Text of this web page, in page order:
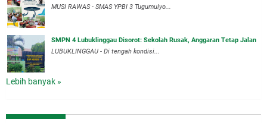
MUSI RAWAS - SMAS YPBI 3 Tugumulyo...
SMPN 4 Lubuklinggau Disorot: Sekolah Rusak, Anggaran Tetap Jalan
LUBUKLINGGAU - Di tengah kondisi...
Lebih banyak »